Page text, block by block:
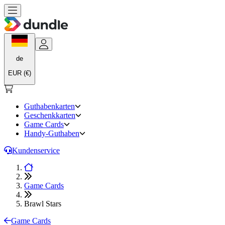
de
EUR (€)
Guthabenkarten
Geschenkkarten
Game Cards
Handy-Guthaben
Kundenservice
Game Cards
Brawl Stars
Game Cards